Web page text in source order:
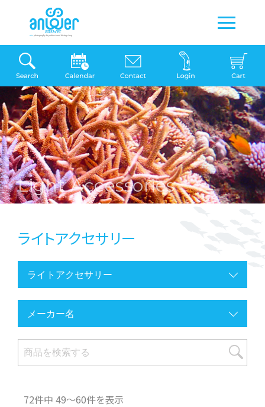
Light Accessories
ライトアクセサリー
72件中 49〜60件を表示